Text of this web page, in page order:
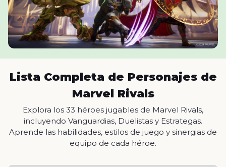
Lista Completa de Personajes de
Marvel Rivals
Explora los 33 héroes jugables de Marvel Rivals,
incluyendo Vanguardias, Duelistas y Estrategas.
Aprende las habilidades, estilos de juego y sinergias de
equipo de cada héroe.